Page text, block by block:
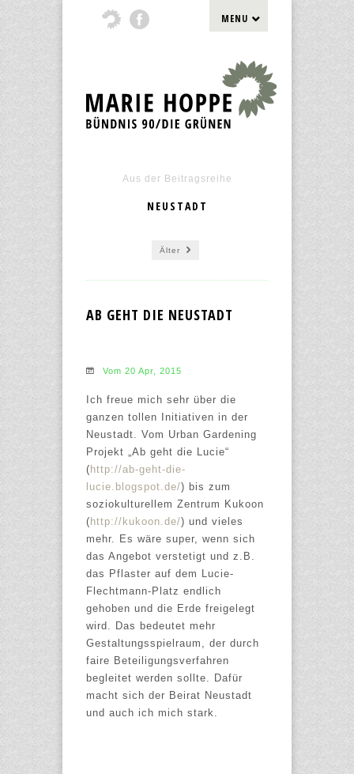
MENU
Aus der Beitragsreihe
NEUSTADT
Älter
AB GEHT DIE NEUSTADT
Vom 20 Apr, 2015
Ich freue mich sehr über die
ganzen tollen Initiativen in der
Neustadt. Vom Urban Gardening
Projekt „Ab geht die Lucie“
( http://ab-geht-die-
lucie.blogspot.de/) bis zum
soziokulturellem Zentrum Kukoon
( http://kukoon.de/) und vieles
mehr. Es wäre super, wenn sich
das Angebot verstetigt und z.B.
das Pflaster auf dem Lucie-
Flechtmann-Platz endlich
gehoben und die Erde freigelegt
wird. Das bedeutet mehr
Gestaltungsspielraum, der durch
faire Beteiligungsverfahren
begleitet werden sollte. Dafür
macht sich der Beirat Neustadt
und auch ich mich stark.